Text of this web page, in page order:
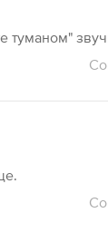
туманом"